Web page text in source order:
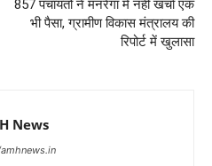
857 पंचायतों ने मनरेगा में नहीं खर्चा एक
भी पैसा, ग्रामीण विकास मंत्रालय की
रिपोर्ट में खुलासा
News